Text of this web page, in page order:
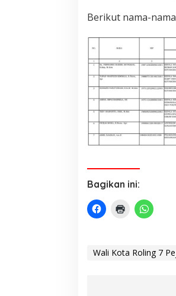
Berikut nama-
Bagikan ini:
Wali Kota Roling 7